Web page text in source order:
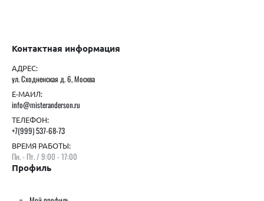
Контактная информация
АДРЕС:
ул. Сходненская д. 6, Москва
Е-МАИЛ:
info@misteranderson.ru
ТЕЛЕФОН:
+7(999) 537-68-73
ВРЕМЯ РАБОТЫ:
Пн. - Пт. / 9:00 - 17:00
Профиль